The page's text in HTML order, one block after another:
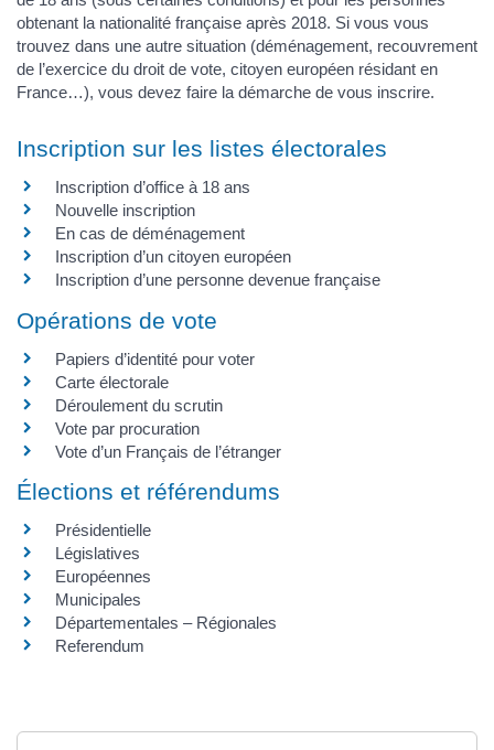
obtenant la nationalité française après 2018. Si vous vous
trouvez dans une autre situation (déménagement, recouvrement
de l’exercice du droit de vote, citoyen européen résidant en
France…), vous devez faire la démarche de vous inscrire.
Inscription sur les listes électorales
Inscription d’office à 18 ans
Nouvelle inscription
En cas de déménagement
Inscription d’un citoyen européen
Inscription d’une personne devenue française
Opérations de vote
Papiers d’identité pour voter
Carte électorale
Déroulement du scrutin
Vote par procuration
Vote d’un Français de l’étranger
Élections et référendums
Présidentielle
Législatives
Européennes
Municipales
Départementales – Régionales
Referendum